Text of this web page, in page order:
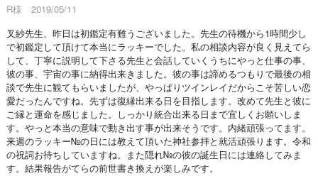
R様 2019/05/11
叉紗先生、昨日は初鑑定有難うございました。先生の待機から1時間少し
で初鑑定して頂けて本当にラッキーでした。私の相談内容が良く見えてら
して、丁寧に説明して下さる先生と会話していくうちにやっと仕事の事、
彼の事、宇宙の事に納得出来きました。彼の事は諦めるつもりで最後の相
談で先生に観てもらいましたが、やっぱりツインレイだからこそ苦しい恋
愛だったんですね。先ずは復縁出来る日を目指します。改めて先生と彼に
ご縁と運命を感じました。しっかり統合出来る日まで宜しくお願いしま
す。やっと本当の意味で動き出す事が出来そうです。内緒頑張ってます。
来週のラッキー№の日には教えて頂いた神社参拝と就活頑張ります。令和
の祝詞お待ちしていますね。また隠れ№の彼の誕生日には連絡してみま
す。結果報告がてらの前世書き換えが楽しみです。